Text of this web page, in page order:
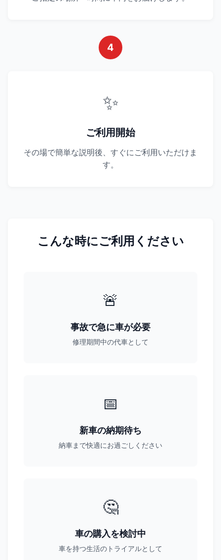
4
✨
ご利用開始
その場で簡単な説明後、すぐにご利用いただけま
す。
こんな時にご利用ください
🚨
事故で急に車が必要
修理期間中の代車として
📅
新車の納期待ち
納車まで快適にお過ごしください
🤔
車の購入を検討中
車を持つ生活のトライアルとして